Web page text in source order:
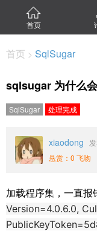
首页
首页 > SqlSugar
sqlsugar 为什么
SqlSugar 处理完成
xiaodong
悬赏：0 飞吻
加载程序集，一直报
Version=4.0.6.0,